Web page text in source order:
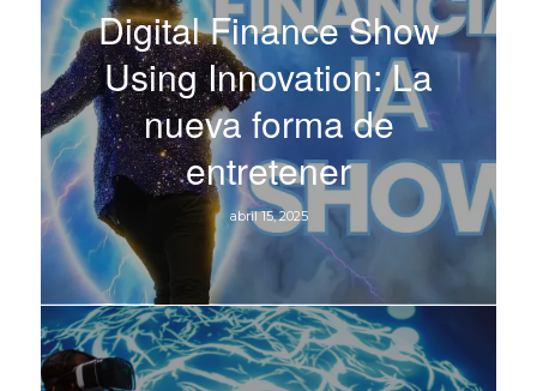
Digital Finance Show
Using Innovation: La
nueva forma de
entretener
abril 15, 2025